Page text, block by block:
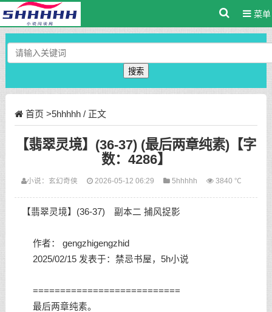
菜单
搜索
首页 >5hhhhh/ 正文
【翡翠灵境】(36-37) (最后两章纯素)【字
数：4286】
小说： 玄幻奇侠 2026-05-12 06:29 5hhhhh 3840 ℃
【翡翠灵境】(36-37) 副本二 捕风捉影
作者： gengzhigengzhid
2025/02/15 发表于：禁忌书屋，5h小说
===========================
最后两章纯素。